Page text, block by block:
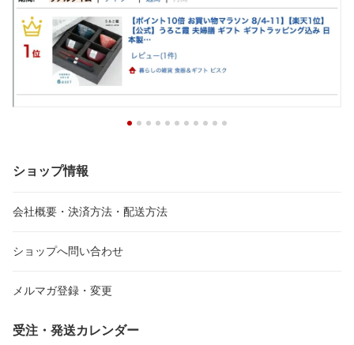
ショップ情報
会社概要・決済方法・配送方法
ショップへ問い合わせ
メルマガ登録・変更
受注・発送カレンダー